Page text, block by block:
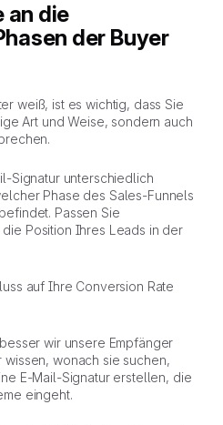
an die
der Buyer
weiß, ist es wichtig, dass Sie
Art und Weise, sondern auch
.
Signatur unterschiedlich
Phase des Sales-Funnels
Passen Sie
Position Ihres Leads in der
auf Ihre Conversion Rate
wir unsere Empfänger
wonach sie suchen,
E-Mail-Signatur erstellen, die
eingeht.